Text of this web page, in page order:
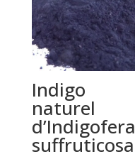
Indigo
naturel
d’Indigofera
suffruticosa